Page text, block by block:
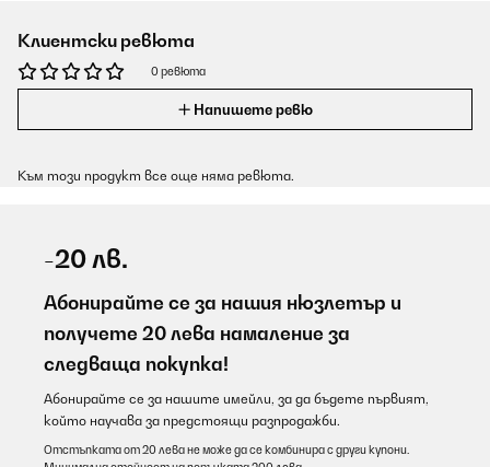
Клиентски ревюта
0 ревюта
Напишете ревю
Към този продукт все още няма ревюта.
-20 лв.
Абонирайте се за нашия нюзлетър и
получете 20 лева намаление за
следваща покупка!
Абонирайте се за нашите имейли, за да бъдете първият,
който научава за предстоящи разпродажби.
Отстъпката от 20 лева не може да се комбинира с други купони.